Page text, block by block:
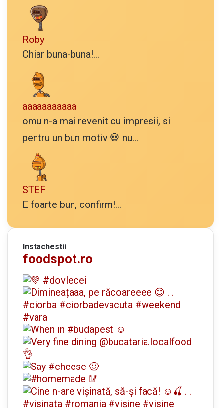
Roby
Chiar buna-buna!...
aaaaaaaaaaa
omu n-a mai revenit cu impresii, si
pentru un bun motiv 💀 nu...
STEF
E foarte bun, confirm!...
Instachestii
foodspot.ro